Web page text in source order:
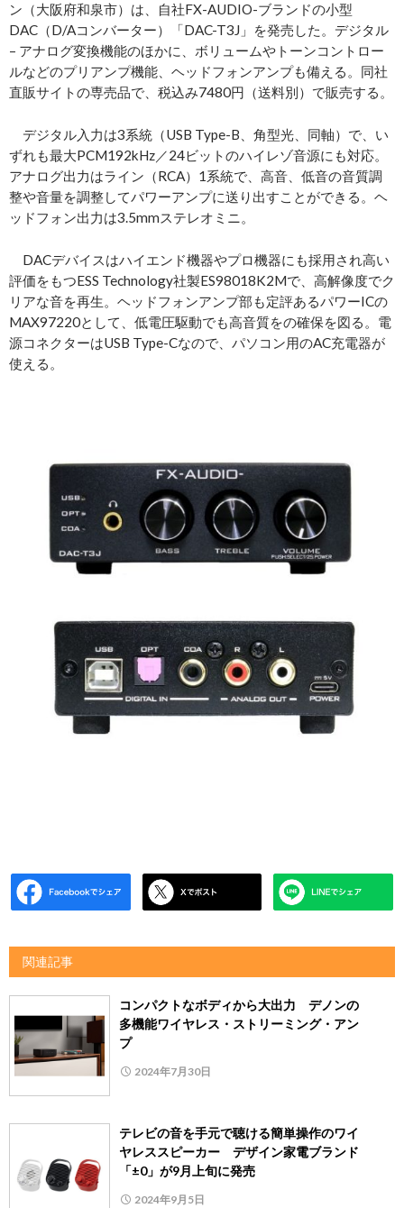
ン（大阪府和泉市）は、自社FX-AUDIO-ブランドの小型
DAC（D/Aコンバーター）「DAC-T3J」を発売した。デジタル
– アナログ変換機能のほかに、ボリュームやトーンコントロー
ルなどのプリアンプ機能、ヘッドフォンアンプも備える。同社
直販サイトの専売品で、税込み7480円（送料別）で販売する。
デジタル入力は3系統（USB Type-B、角型光、同軸）で、い
ずれも最大PCM192kHz／24ビットのハイレゾ音源にも対応。
アナログ出力はライン（RCA）1系統で、高音、低音の音質調
整や音量を調整してパワーアンプに送り出すことができる。ヘ
ッドフォン出力は3.5mmステレオミニ。
DACデバイスはハイエンド機器やプロ機器にも採用され高い
評価をもつESS Technology社製ES98018K2Mで、高解像度でク
リアな音を再生。ヘッドフォンアンプ部も定評あるパワーICの
MAX97220として、低電圧駆動でも高音質をの確保を図る。電
源コネクターはUSB Type-Cなので、パソコン用のAC充電器が
使える。
関連記事
コンパクトなボディから大出力 デノンの
多機能ワイヤレス・ストリーミング・アン
プ
2024年7月30日
テレビの音を手元で聴ける簡単操作のワイ
ヤレススピーカー デザイン家電ブランド
「±0」が9月上旬に発売
2024年9月5日